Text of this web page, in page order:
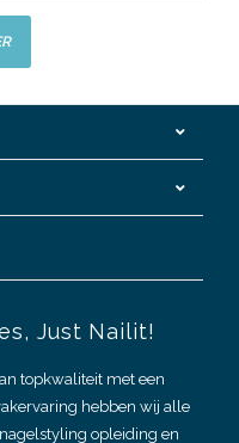
Just Nailit!
topkwaliteit met een
hebben wij alle
opleiding en